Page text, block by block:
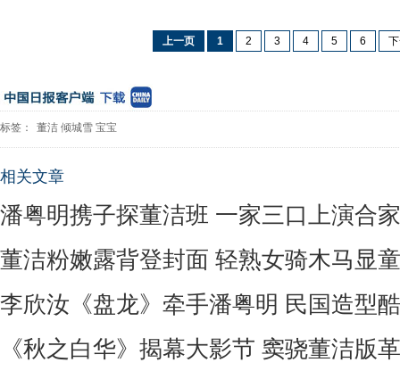
上一页 1 2 3 4 5 6
标签： 董洁 倾城雪 宝宝
相关文章
潘粤明携子探董洁班 一家三口上演合
董洁粉嫩露背登封面 轻熟女骑木马显
李欣汝《盘龙》牵手潘粤明 民国造型
《秋之白华》揭幕大影节 窦骁董洁版